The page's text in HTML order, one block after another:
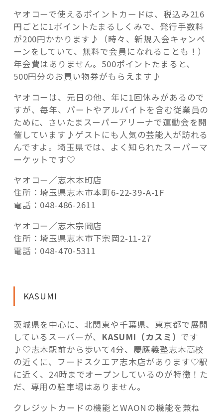
ヤオコーで使えるポイントカードは、税込み216
円ごとに1ポイントたまるしくみで、発行手数料
が200円かかります♪（時々、新規入会キャンペ
ーンをしていて、無料で会員になれることも！）
年会費はありません。500ポイントたまると、
500円分のお買い物券がもらえます♪
ヤオコーは、元日の他、年に1回休みがあるので
すが、毎年、パートやアルバイトを含む従業員の
ために、さいたまスーパーアリーナで運動会を開
催しています♪ゲストにも人気の芸能人が訪れる
んですよ。埼玉県では、よく知られたスーパーマ
ーケットです♡
ヤオコー／志木本町店
住所：埼玉県志木市本町6-22-39-A-1F
電話：048-486-2611
ヤオコー／志木宗岡店
住所：埼玉県志木市下宗岡2-11-27
電話：048-470-5311
KASUMI
茨城県を中心に、北関東や千葉県、東京都で展開
しているスーパーが、 KASUMI（カスミ） です
♪♡志木駅前から歩いて4分、慶應義塾志木高校
の近くに、フードスクエア志木店があります♡駅
に近く、24時までオープンしているのが特徴！た
だ、専用の駐車場はありません。
クレジットカードの機能とWAONの機能を兼ね